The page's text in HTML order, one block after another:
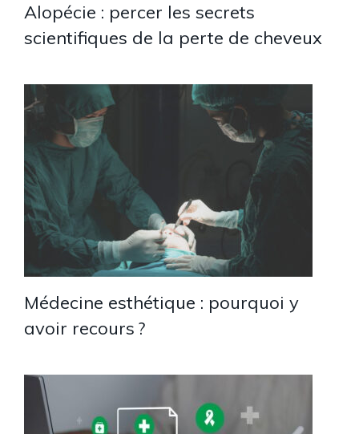
Alopécie : percer les secrets
scientifiques de la perte de cheveux
Médecine esthétique : pourquoi y
avoir recours ?